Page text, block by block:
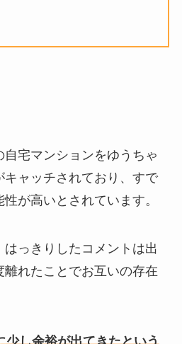
宅マンションをゆうちゃ
ャッチされており、すで
が高いとされています。
っきりしたコメントは出
れたことでお互いの存在